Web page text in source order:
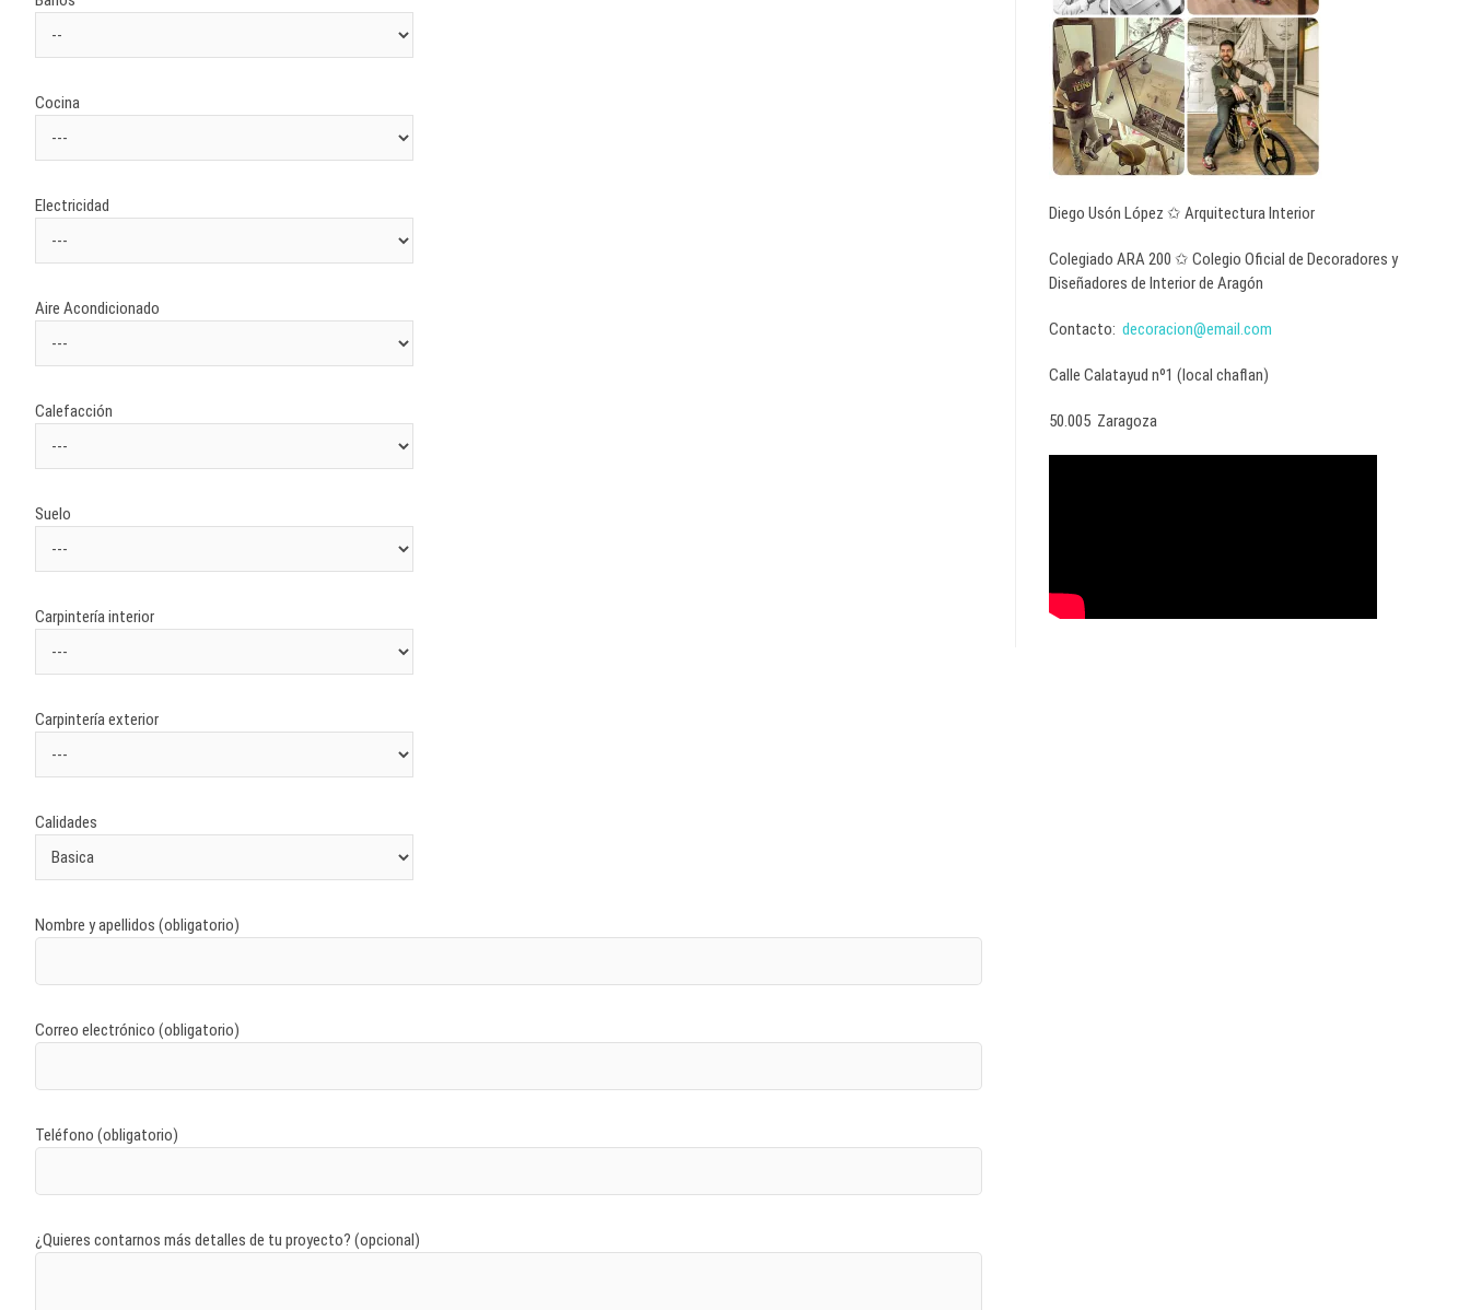
Cocina
Electricidad
Aire Acondicionado
Calefacción
Suelo
Carpintería interior
Carpintería exterior
Calidades
Nombre y apellidos (obligatorio)
Correo electrónico (obligatorio)
Teléfono (obligatorio)
¿Quieres contarnos más detalles de tu proyecto? (opcional)
Diego Usón López ✩ Arquitectura Interior
Colegiado ARA 200 ✩ Colegio Oficial de Decoradores y
Diseñadores de Interior de Aragón
Contacto: decoracion@email.com
Calle Calatayud nº1 (local chaflan)
50.005 Zaragoza